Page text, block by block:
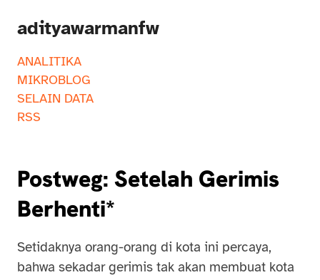
adityawarmanfw
ANALITIKA
MIKROBLOG
SELAIN DATA
RSS
Postweg: Setelah Gerimis
Berhenti*
Setidaknya orang-orang di kota ini percaya,
bahwa sekadar gerimis tak akan membuat kota